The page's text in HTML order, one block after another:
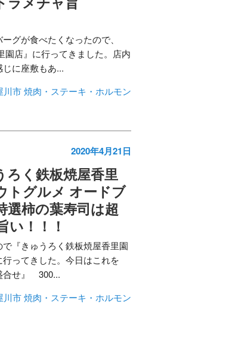
グが食べたくなったので、
園店』に行ってきました。店内
に座敷もあ...
川市 焼肉・ステーキ・ホルモン
2020年4月21日
ろく鉄板焼屋香里
トグルメ オードブ
選柿の葉寿司は超
い！！！
『きゅうろく鉄板焼屋香里園
ってきした。今日はこれを
合せ』 300...
川市 焼肉・ステーキ・ホルモン